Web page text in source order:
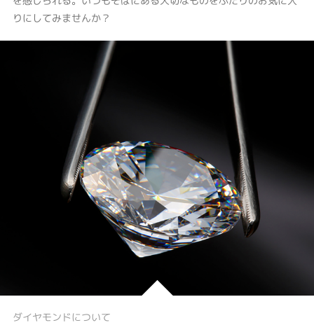
りにしてみませんか？
ダイヤモンドについて